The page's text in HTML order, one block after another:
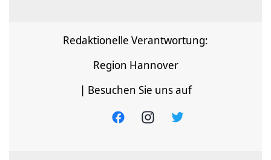
Redaktionelle Verantwortung:
Region Hannover
| Besuchen Sie uns auf